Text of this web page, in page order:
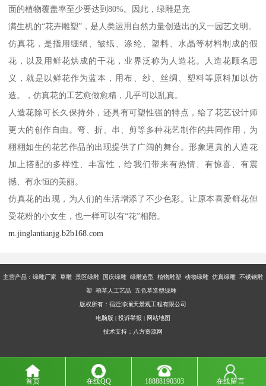
面的植物覆盖率至少要达到80%。因此，绿雕是充
满生机的“花卉雕塑”，是人类运用自然力量创造出的又一园艺文明。
仿真花，是指用绷绢、皱纸、涤纶、塑料、水晶等材料制成的假
花，以及用鲜花烘成的干花，业界泛称为人造花。人造花顾名思
义，就是以鲜花作为蓝本，用布、纱、丝绸、塑料等原料加以仿
造。，仿真花的工艺愈做愈精，几乎可以乱真。
人造花除可长久保持外，还具有可塑性强的特点，给了花艺设计师
更大的创作自由。弯、折、串、剪等多种花艺制作的共同作用，为
栩栩如生的花艺作品的出现提供了广阔的舞台。形象逼真的人造花
加上搭配的多样性、丰富性，给我们带来有热情、有惊喜、有震
撼、有永恒的美丽。
仿真花的出现，为人们的生活增添了不少色彩。让原本喜爱鲜花但
受花粉的小女生，也一样可以有“花”相陪。
m.jinglantianjg.b2b168.com
主营产品： 绿雕厂家 草雕 景区绿雕 国庆绿雕 绿雕造型 植物雕塑 动物绿雕 仿真绿雕 不锈钢雕
塑 稻草人工艺品 五色草造型绿雕
版权所有：宿迁净澜天景观工程有限公司
电脑版 | 投诉举报 | 网站地图
技术支持： 八方资源网
首页 在线QQ 18888190303 在线留言